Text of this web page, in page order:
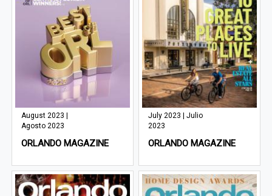
August 2023 |
Agosto 2023
ORLANDO MAGAZINE
July 2023 | Julio
2023
ORLANDO MAGAZINE